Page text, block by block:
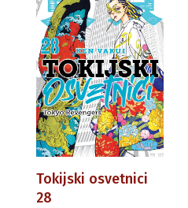
Tokijski osvetnici
28